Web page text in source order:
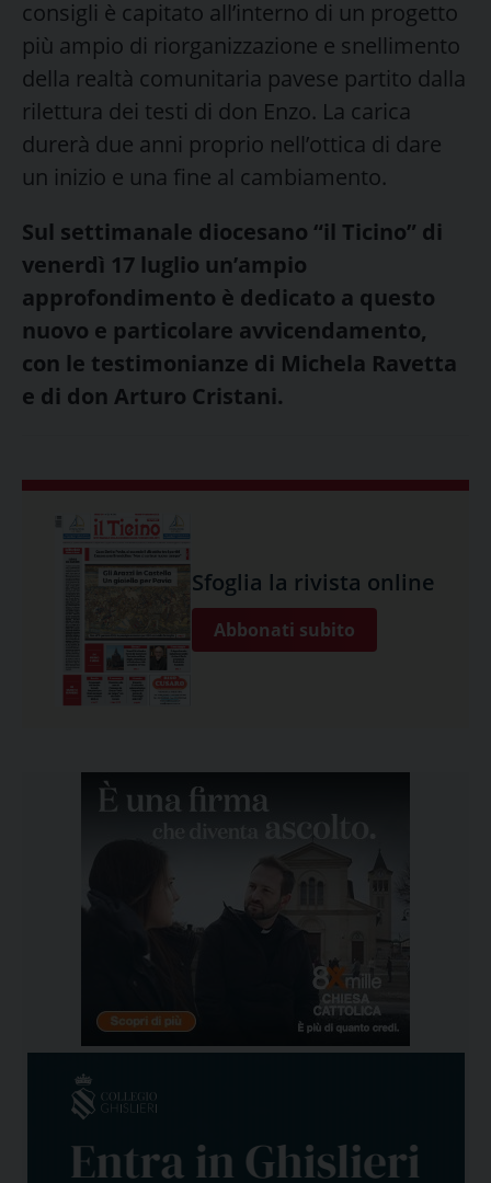
consigli è capitato all’interno di un progetto
più ampio di riorganizzazione e snellimento
della realtà comunitaria pavese partito dalla
rilettura dei testi di don Enzo. La carica
durerà due anni proprio nell’ottica di dare
un inizio e una fine al cambiamento.
Sul settimanale diocesano “il Ticino” di
venerdì 17 luglio un’ampio
approfondimento è dedicato a questo
nuovo e particolare avvicendamento,
con le testimonianze di Michela Ravetta
e di don Arturo Cristani.
Sfoglia la rivista online
Abbonati subito